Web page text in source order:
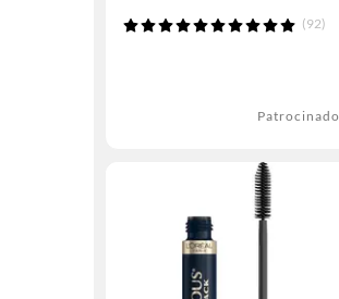
(92)
Patrocinado